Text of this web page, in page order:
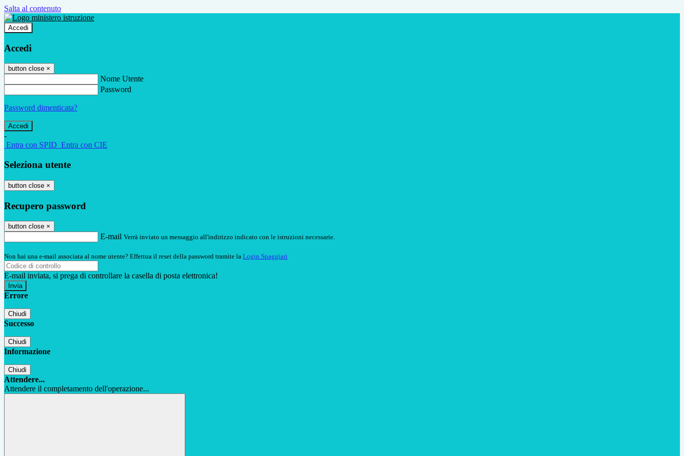
Salta al contenuto
Accedi
Accedi
button close ×
Nome Utente
Password
Password dimenticata?
-
Entra con SPID Entra con CIE
Seleziona utente
button close ×
Recupero password
button close ×
E-mail Verrà inviato un messaggio all'indirizzo indicato con le istruzioni necessarie.
Non hai una e-mail associata al nome utente? Effettua il reset della password tramite la Login Spaggiari
E-mail inviata, si prega di controllare la casella di posta elettronica!
Errore
Chiudi
Successo
Chiudi
Informazione
Chiudi
Attendere...
Attendere il completamento dell'operazione...